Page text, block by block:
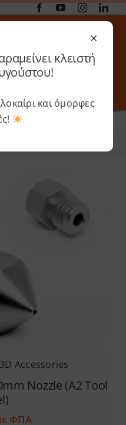
Toggle
3D Accessories
Nozzle (A2 Tool
ΦΠΑ
×
κλειστή
και όμορφες